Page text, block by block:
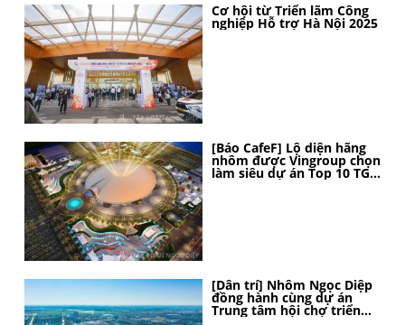
Cơ hội từ Triển lãm Công
nghiệp Hỗ trợ Hà Nội 2025
[Báo CafeF] Lộ diện hãng
nhôm được Vingroup chọn
làm siêu dự án Top 10 TG,
thi công thần tốc, 4 tháng
[Dân trí] Nhôm Ngọc Diệp
đồng hành cùng dự án
Trung tâm hội chợ triển